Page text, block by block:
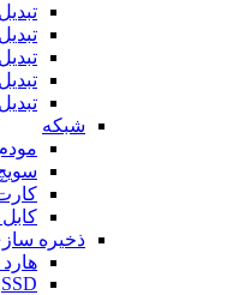
تبدیل type-c
تبدیل USB به LAN
تبدیل DVI
تبدیل RCA-AV
تبدیل Display Port
شبکه
ذخیره
SSD